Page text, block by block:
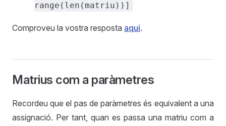
range(len(matriu))]
Comproveu la vostra resposta aquí.
Matrius com a paràmetres
Recordeu que el pas de paràmetres és equivalent a una
assignació. Per tant, quan es passa una matriu com a